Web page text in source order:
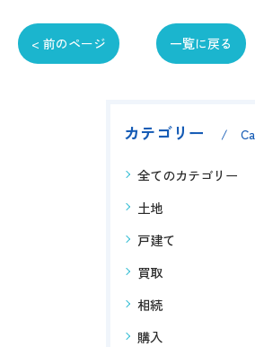
< 前のページ 一覧に戻る
カテゴリー
全てのカテゴリー
土地
戸建て
買取
相続
購入